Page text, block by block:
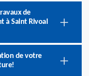
de
à Saint Rivoal
de votre